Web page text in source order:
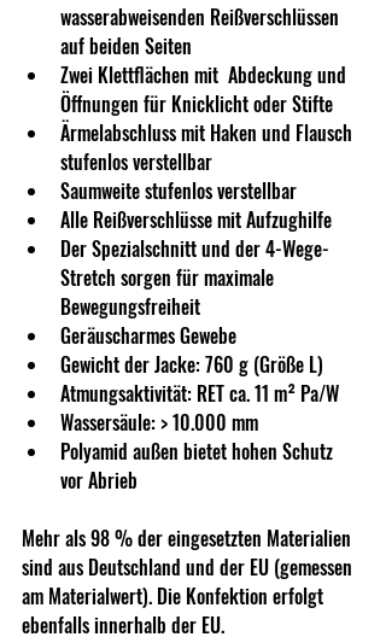
wasserabweisenden Reißverschlüssen
auf beiden Seiten
Zwei Klettflächen mit  Abdeckung und
Öffnungen für Knicklicht oder Stifte
Ärmelabschluss mit Haken und Flausch
stufenlos verstellbar
Saumweite stufenlos verstellbar
Alle Reißverschlüsse mit Aufzughilfe
Der Spezialschnitt und der 4-Wege-
Stretch sorgen für maximale
Bewegungsfreiheit
Geräuscharmes Gewebe
Gewicht der Jacke: 760 g (Größe L)
Atmungsaktivität: RET ca. 11 m² Pa/W
Wassersäule: > 10.000 mm
Polyamid außen bietet hohen Schutz
vor Abrieb
Mehr als 98 % der eingesetzten Materialien
sind aus Deutschland und der EU (gemessen
am Materialwert). Die Konfektion erfolgt
ebenfalls innerhalb der EU.